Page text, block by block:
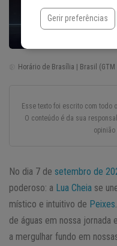
Horário de Brasília | Brasil (GTM
Esse texto foi escrito com todo
O conteúdo é da sua
opinião
No dia 7 de setembro de
poderoso: a Lua Cheia se
místico e intuitivo de Peixes
de águas em nossa jornada
a mergulhar fundo em
Gerir preferências